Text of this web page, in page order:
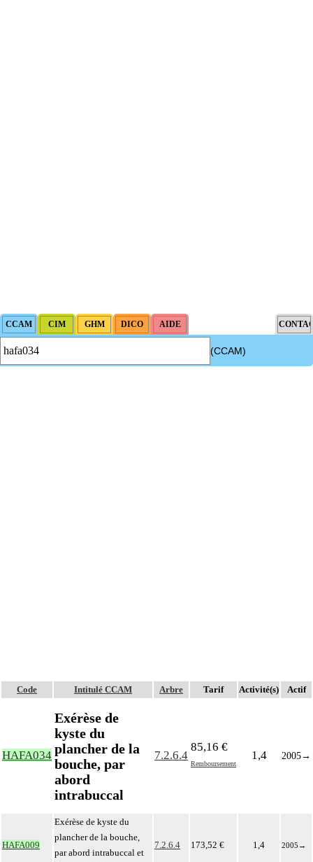
(CCAM)
Code Intitulé CCAM Arbre Tarif Activité(s) Actif
HAFA034
Exérèse de
kyste du
plancher de la
bouche, par
abord
intrabuccal
7.2.6.4
85,16 €
Remboursement
1,4 2005→
HAFA009
Exérèse de kyste du
plancher de la bouche,
par abord intrabuccal et
7.2.6.4 173,52 € 1,4 2005 →